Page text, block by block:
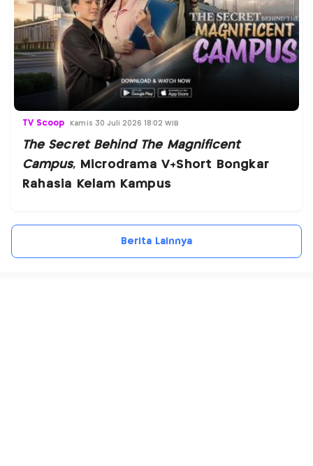
TV Scoop Kamis 30 Juli 2026 18:02 WIB
The Secret Behind The Magnificent
Campus, Microdrama V+Short Bongkar
Rahasia Kelam Kampus
Berita Lainnya